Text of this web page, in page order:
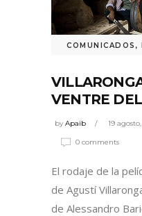
COMUNICADOS ,
VENTRE
byApaib 19
0 comments
El rodaje de la
de Agustí
de Alessandro